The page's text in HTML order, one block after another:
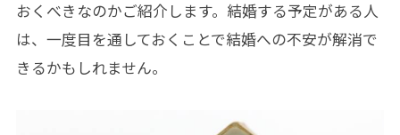
おくべきなのかご紹介します。結婚する予定がある人
は、一度目を通しておくことで結婚への不安が解消で
きるかもしれません。